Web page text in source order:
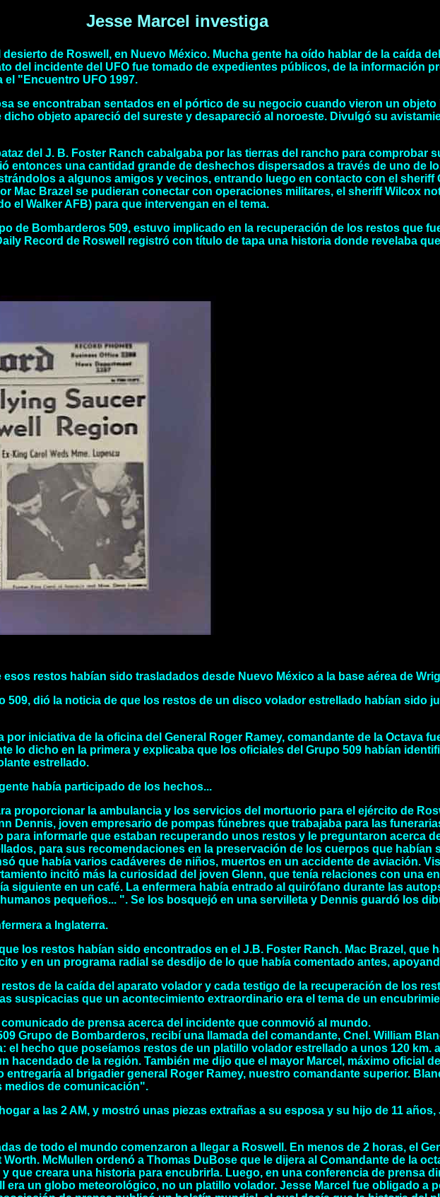
Jesse Marcel investiga
de Roswell, en Nuevo México. Mucha gente ha oído hablar de la caída
del incidente del UFO fue tomado de expedientes públicos, de la información
el "Encuentro UFO 1997.
se encontraban sentados en el pórtico de su negocio cuando vieron un objeto
objeto apareció del sureste y desapareció al noroeste. Divulgó su
del J. B. Foster Ranch cabalgaba por las tierras del rancho para comprobar
entonces una cantidad grande de deshechos dispersados a través de uno de
a algunos amigos y vecinos, entrando luego en contacto con el sheriff
Mac Brazel se pudieran conectar con operaciones militares, el sheriff Wilcox
el Walker AFB) para que intervengan en el tema.
de Bombarderos 509, estuvo implicado en la recuperación de los restos que
Record de Roswell registró con título de tapa una historia donde revelaba
restos habían sido trasladados desde Nuevo México a la base aérea de
509, dió la noticia de que los restos de un disco volador estrellado habían sido
iniciativa de la oficina del General Roger Ramey, comandante de la Octava
lo dicho en la primera y explicaba que los oficiales del Grupo 509 habían
estrellado.
había participado de los hechos...
proporcionar la ambulancia y los servicios del mortuorio para el ejército de
Dennis, joven empresario de pompas fúnebres que trabajaba para las
informarle que estaban recuperando unos restos y le preguntaron acerca
para sus recomendaciones en la preservación de los cuerpos que habían
que había varios cadáveres de niños, muertos en un accidente de aviación.
incitó más la curiosidad del joven Glenn, que tenía relaciones con una
siguiente en un café. La enfermera había entrado al quirófano durante las
pequeños... ". Se los bosquejó en una servilleta y Dennis guardó los
a Inglaterra.
los restos habían sido encontrados en el J.B. Foster Ranch. Mac Brazel, que
y en un programa radial se desdijo de lo que había comentado antes,
de la caída del aparato volador y cada testigo de la recuperación de los
suspicacias que un acontecimiento extraordinario era el tema de un
de prensa acerca del incidente que conmovió al mundo.
Grupo de Bombarderos, recibí una llamada del comandante, Cnel. William
el hecho que poseíamos restos de un platillo volador estrellado a unos 120 km.
hacendado de la región. También me dijo que el mayor Marcel, máximo oficial
entregaría al brigadier general Roger Ramey, nuestro comandante superior.
medios de comunicación".
a las 2 AM, y mostró unas piezas extrañas a su esposa y su hijo de 11
de todo el mundo comenzaron a llegar a Roswell. En menos de 2 horas, el
McMullen ordenó a Thomas DuBose que le dijera al Comandante de la
que creara una historia para encubrirla. Luego, en una conferencia de prensa
era un globo meteorológico, no un platillo volador. Jesse Marcel fue obligado a